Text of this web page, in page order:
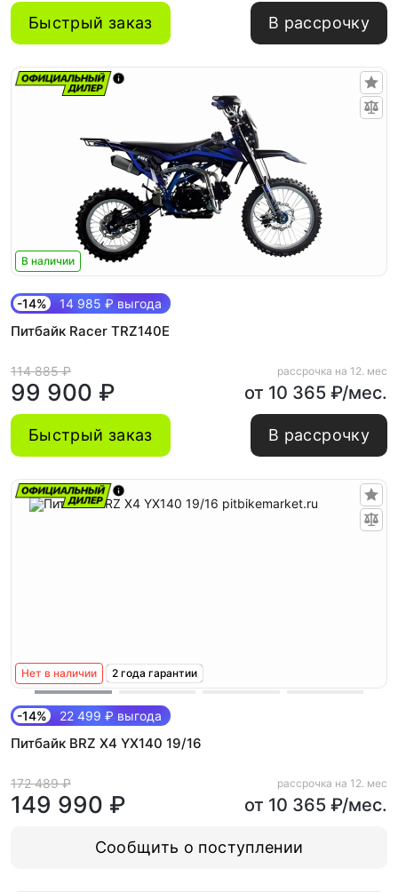
Быстрый заказ В рассрочку
В наличии
-14% 14 985 ₽ выгода
Питбайк Racer TRZ140E
114 885 ₽
99 900 ₽
рассрочка на 12. мес
от 10 365 ₽/мес.
Быстрый заказ В рассрочку
Нет в наличии 2 года гарантии
-14% 22 499 ₽ выгода
Питбайк BRZ X4 YX140 19/16
172 489 ₽
149 990 ₽
рассрочка на 12. мес
от 10 365 ₽/мес.
Сообщить о поступлении